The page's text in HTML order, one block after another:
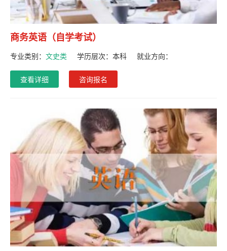
商务英语（自学考试）
专业类别： 文史类 学历层次： 本科 就业方向：
查看详细 咨询报名